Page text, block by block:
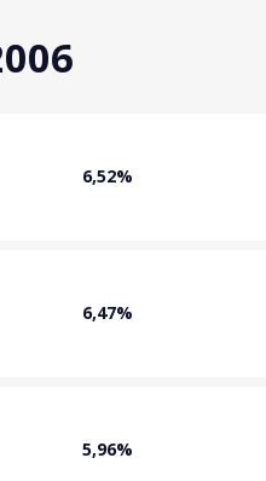
6,52%
6,47%
5,96%